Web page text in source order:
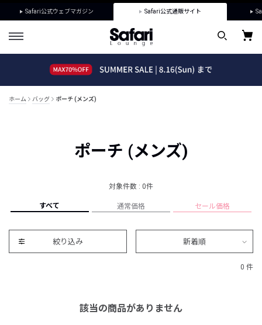
Safari公式ウェブマガジン Safari公式通販サイト
ホーム バッグ ポーチ (メンズ)
ポーチ (メンズ)
対象件数 : 0件
すべて 通常価格 セール価格
絞り込み 新着順
0 件
該当の商品がありません